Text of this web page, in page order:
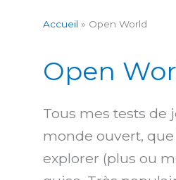
Accueil Open World
Open
Tous mes tests de
monde ouvert, que
explorer (plus ou